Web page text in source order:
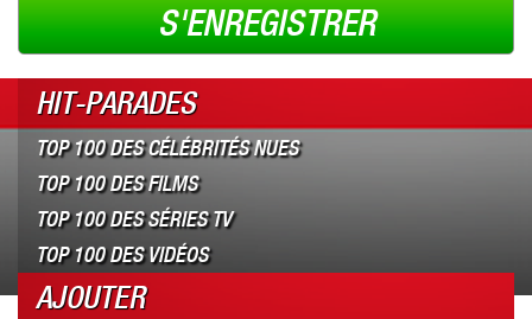
S'ENREGISTRER
HIT-PARADES
TOP 100 DES CÉLÉBRITÉS NUES
TOP 100 DES FILMS
TOP 100 DES SÉRIES TV
TOP 100 DES VIDÉOS
AJOUTER